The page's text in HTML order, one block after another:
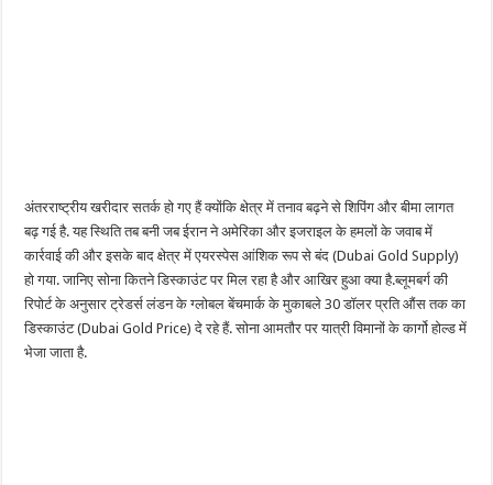
अंतरराष्ट्रीय खरीदार सतर्क हो गए हैं क्योंकि क्षेत्र में तनाव बढ़ने से शिपिंग और बीमा लागत
बढ़ गई है. यह स्थिति तब बनी जब ईरान ने अमेरिका और इजराइल के हमलों के जवाब में
कार्रवाई की और इसके बाद क्षेत्र में एयरस्पेस आंशिक रूप से बंद (Dubai Gold Supply)
हो गया. जानिए सोना कितने डिस्काउंट पर मिल रहा है और आखिर हुआ क्या है.ब्लूमबर्ग की
रिपोर्ट के अनुसार ट्रेडर्स लंडन के ग्लोबल बेंचमार्क के मुकाबले 30 डॉलर प्रति औंस तक का
डिस्काउंट (Dubai Gold Price) दे रहे हैं. सोना आमतौर पर यात्री विमानों के कार्गो होल्ड में
भेजा जाता है.